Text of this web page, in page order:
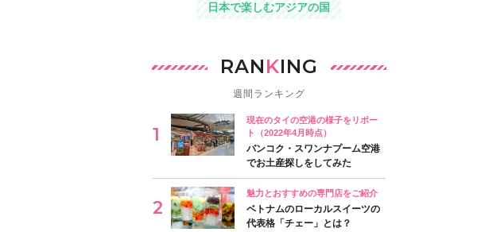
日本で楽しむアジアの国
RANKING
週間ランキング
現在のタイの空港の様子をリポー
ト（2022年4月時点）
バンコク・スワンナプーム空港
でお土産探しをしてみた
魅力とおすすめの専門店をご紹介
ベトナムのローカルスイーツの
代表格「チェー」とは？